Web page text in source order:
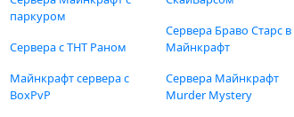
паркуром
Сервера с ТНТ Раном
Майнкрафт сервера с
BoxPvP
Сервера Браво Старс в
Майнкрафт
Сервера Майнкрафт
Murder Mystery